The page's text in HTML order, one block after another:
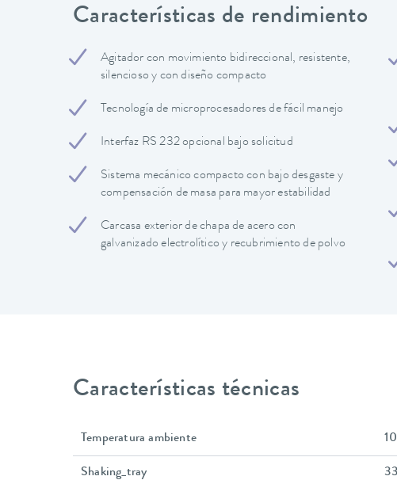
Características de rendimiento
Agitador con movimiento bidireccional, resistente,
silencioso y con diseño compacto
Tecnología de microprocesadores de fácil manejo
Interfaz RS 232 opcional bajo solicitud
Sistema mecánico compacto con bajo desgaste y
compensación de masa para mayor estabilidad
Carcasa exterior de chapa de acero con
galvanizado electrolítico y recubrimiento de polvo
Características técnicas
Temperatura ambiente
Shaking_tray